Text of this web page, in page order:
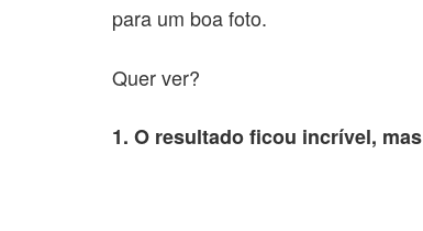
para um boa foto.
Quer ver?
1. O resultado ficou incrível,